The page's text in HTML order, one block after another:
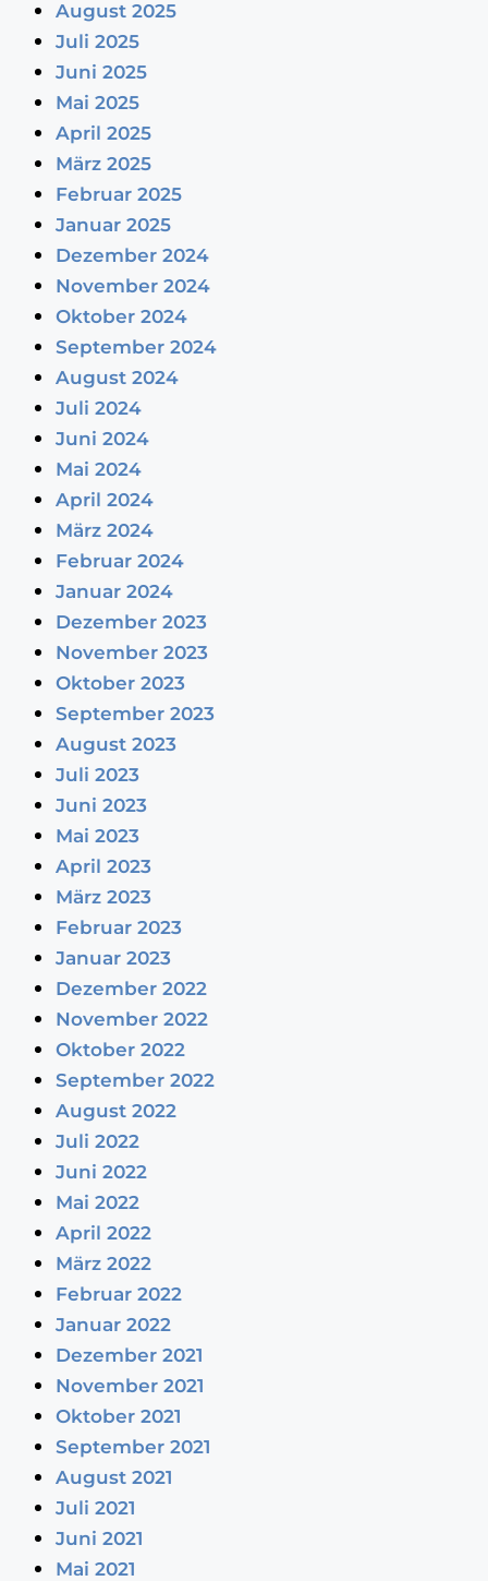
August 2025
Juli 2025
Juni 2025
Mai 2025
April 2025
März 2025
Februar 2025
Januar 2025
Dezember 2024
November 2024
Oktober 2024
September 2024
August 2024
Juli 2024
Juni 2024
Mai 2024
April 2024
März 2024
Februar 2024
Januar 2024
Dezember 2023
November 2023
Oktober 2023
September 2023
August 2023
Juli 2023
Juni 2023
Mai 2023
April 2023
März 2023
Februar 2023
Januar 2023
Dezember 2022
November 2022
Oktober 2022
September 2022
August 2022
Juli 2022
Juni 2022
Mai 2022
April 2022
März 2022
Februar 2022
Januar 2022
Dezember 2021
November 2021
Oktober 2021
September 2021
August 2021
Juli 2021
Juni 2021
Mai 2021